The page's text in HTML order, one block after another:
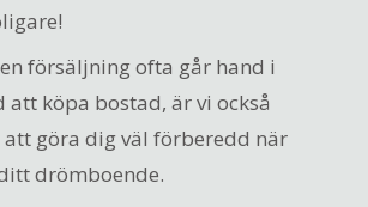
försäljning ofta går hand i
att köpa bostad, är vi också
att göra dig väl förberedd när
drömboende.